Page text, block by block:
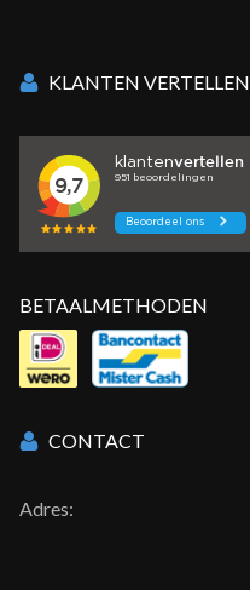
KLANTEN VERTELLEN
BETAALMETHODEN
CONTACT
Adres: